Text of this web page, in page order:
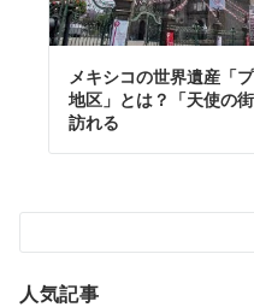
メキシコの世界遺産「
地区」とは？「天使の
訪れる
人気記事